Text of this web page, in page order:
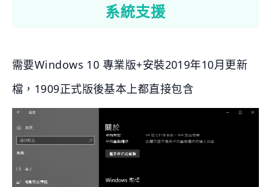
系統支援
需要Windows 10 專業版+安裝2019年10月更新
檔，1909正式版後基本上都直接包含